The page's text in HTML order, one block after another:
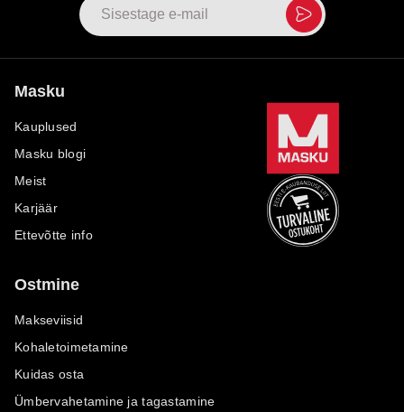
Masku
Kauplused
Masku blogi
Meist
Karjäär
Ettevõtte info
Ostmine
Makseviisid
Kohaletoimetamine
Kuidas osta
Ümbervahetamine ja tagastamine